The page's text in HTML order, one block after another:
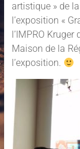
artistique » de
l’exposition «
l’IMPRO Kruger
Maison de la
l’exposition.